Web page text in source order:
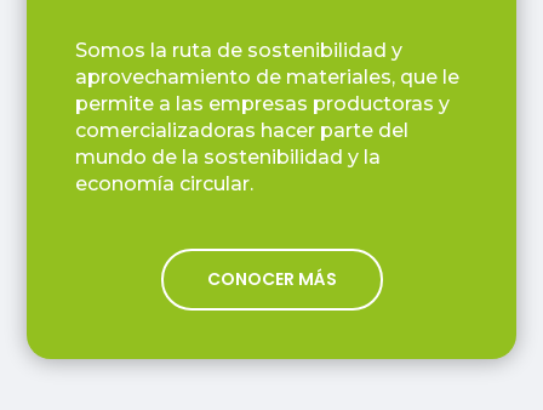
Somos la ruta de sostenibilidad y
aprovechamiento de materiales, que le
permite a las empresas productoras y
comercializadoras hacer parte del
mundo de la sostenibilidad y la
economía circular.
CONOCER MÁS